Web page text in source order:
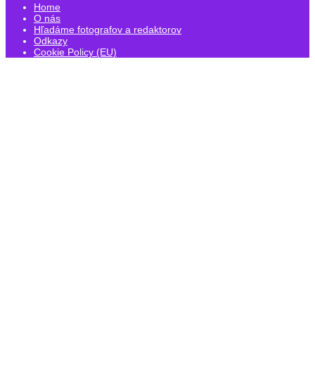
Home
O nás
Hľadáme fotografov a redaktorov
Odkazy
Cookie Policy (EU)